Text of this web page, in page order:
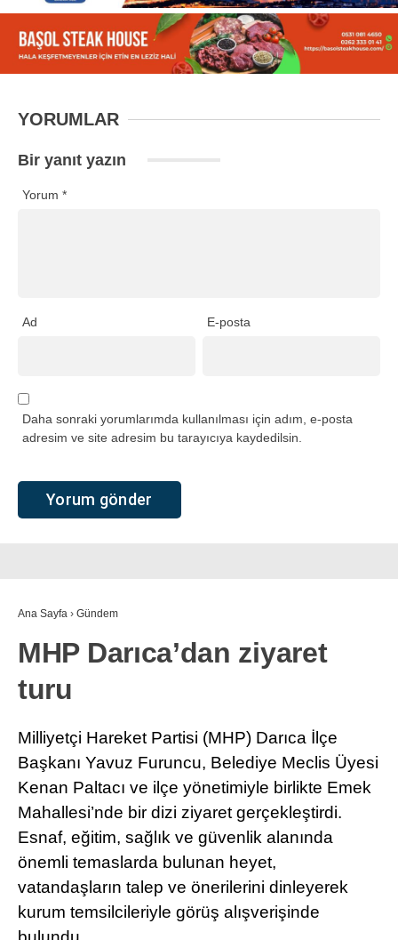
YORUMLAR
Bir yanıt yazın
Yorum *
Ad E-posta
Daha sonraki yorumlarımda kullanılması için adım, e-posta
adresim ve site adresim bu tarayıcıya kaydedilsin.
Ana Sayfa › Gündem
MHP Darıca’dan ziyaret
turu
Milliyetçi Hareket Partisi (MHP) Darıca İlçe
Başkanı Yavuz Furuncu, Belediye Meclis Üyesi
Kenan Paltacı ve ilçe yönetimiyle birlikte Emek
Mahallesi’nde bir dizi ziyaret gerçekleştirdi.
Esnaf, eğitim, sağlık ve güvenlik alanında
önemli temaslarda bulunan heyet,
vatandaşların talep ve önerilerini dinleyerek
kurum temsilcileriyle görüş alışverişinde